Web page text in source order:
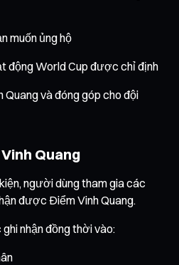
muốn ủng hộ
động World Cup được chỉ định
và đóng góp cho đội
Quang
người dùng tham gia các
được Điểm Vinh Quang.
nhận đồng thời vào: